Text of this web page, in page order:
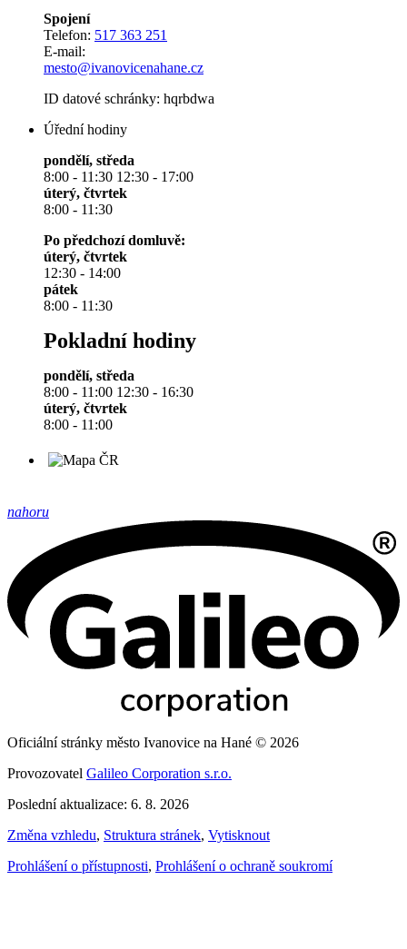
Spojení
Telefon: 517 363 251
E-mail:
mesto@ivanovicenahane.cz
ID datové schránky: hqrbdwa
Úřední hodiny
pondělí, středa
8:00 - 11:30 12:30 - 17:00
úterý, čtvrtek
8:00 - 11:30
Po předchozí domluvě:
úterý, čtvrtek
12:30 - 14:00
pátek
8:00 - 11:30
Pokladní hodiny
pondělí, středa
8:00 - 11:00 12:30 - 16:30
úterý, čtvrtek
8:00 - 11:00
nahoru
Oficiální stránky město Ivanovice na Hané © 2026
Provozovatel Galileo Corporation s.r.o.
Poslední aktualizace: 6. 8. 2026
Změna vzhledu, Struktura stránek, Vytisknout
Prohlášení o přístupnosti, Prohlášení o ochraně soukromí